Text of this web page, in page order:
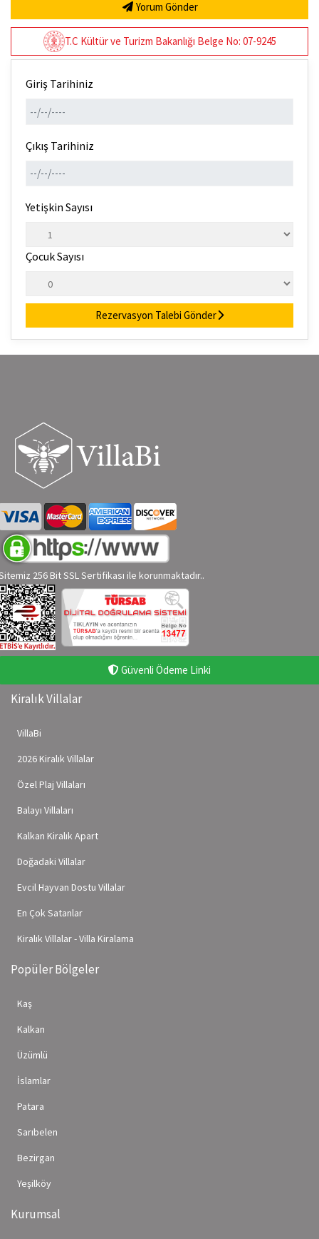
Yorum Gönder
T.C Kültür ve Turizm Bakanlığı Belge No: 07-9245
Giriş Tarihiniz
Çıkış Tarihiniz
Yetişkin Sayısı
Çocuk Sayısı
Rezervasyon Talebi Gönder
256 Bit SSL Sertifikası ile korunmaktadır..
Güvenli Ödeme Linki
Kiralık Villalar
VillaBi
2026 Kiralık Villalar
Özel Plaj Villaları
Balayı Villaları
Kalkan Kiralık Apart
Doğadaki Villalar
Evcil Hayvan Dostu Villalar
En Çok Satanlar
Kiralık Villalar - Villa Kiralama
Popüler Bölgeler
Kaş
Kalkan
Üzümlü
İslamlar
Patara
Sarıbelen
Bezirgan
Yeşilköy
Kurumsal